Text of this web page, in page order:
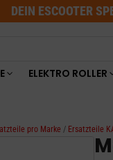
DEIN ESCOOTER
ELEKTRO ROLLER
pro Marke / Ersatzteile